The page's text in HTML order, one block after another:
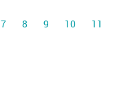
7 8 9 10
11